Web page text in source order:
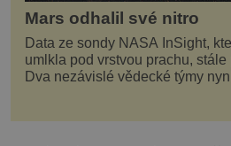
Mars odhalil své nitro
Data ze sondy NASA InSight,
umlkla pod vrstvou prachu,
Dva nezávislé vědecké týmy
má nejen plášť plný trosek z